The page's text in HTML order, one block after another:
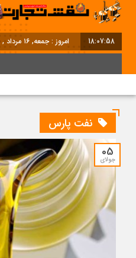
18:07:59 امروز : جمعه, ۱۶ مرداد , ۱۴۰۵
نفت پارس
05
جولای